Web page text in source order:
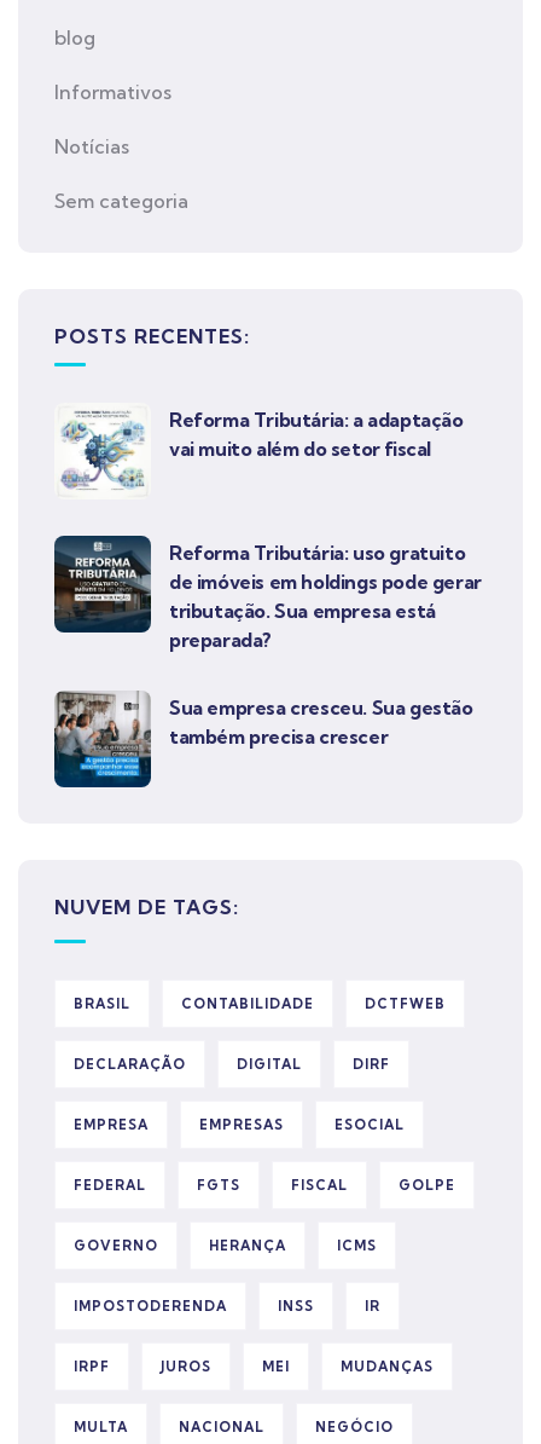
blog
Informativos
Notícias
Sem categoria
POSTS RECENTES:
Reforma Tributária: a adaptação
vai muito além do setor fiscal
Reforma Tributária: uso gratuito
de imóveis em holdings pode gerar
tributação. Sua empresa está
preparada?
Sua empresa cresceu. Sua gestão
também precisa crescer
NUVEM DE TAGS:
BRASIL CONTABILIDADE DCTFWEB
DECLARAÇÃO DIGITAL DIRF
EMPRESA EMPRESAS ESOCIAL
FEDERAL FGTS FISCAL GOLPE
GOVERNO HERANÇA ICMS
IMPOSTODERENDA INSS IR
IRPF JUROS MEI MUDANÇAS
MULTA NACIONAL NEGÓCIO